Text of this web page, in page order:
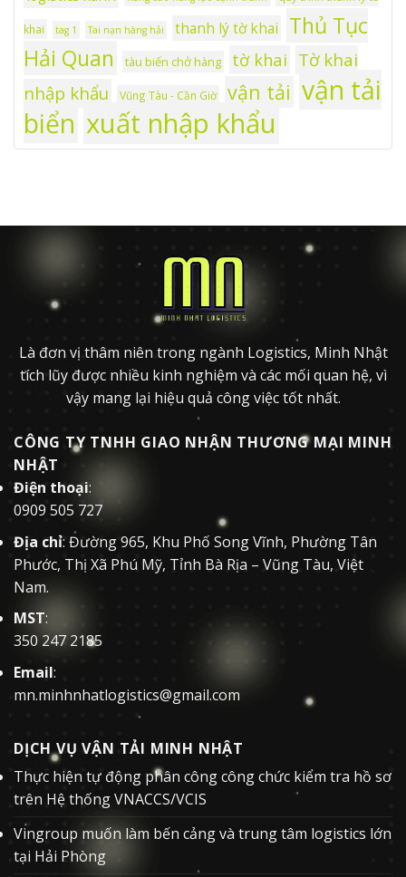
khai tag 1 Tai nạn hàng hải thanh lý tờ khai
Thủ Tục
Hải Quan
tàu biển chở hàng tờ khai Tờ khai
nhập khẩu
Vũng Tàu - Cần Giờ vận tải vận tải
biển xuất nhập khẩu
Là đơn vị thâm niên trong ngành Logistics, Minh Nhật
tích lũy được nhiều kinh nghiệm và các mối quan hệ, vì
vậy mang lại hiệu quả công việc tốt nhất.
CÔNG TY TNHH GIAO NHẬN THƯƠNG MẠI MINH
NHẬT
Điện thoại:
0909 505 727
Địa chỉ: Đường 965, Khu Phố Song Vĩnh, Phường Tân
Phước, Thị Xã Phú Mỹ, Tỉnh Bà Rịa – Vũng Tàu, Việt
Nam.
MST:
350 247 2185
Email:
mn.minhnhatlogistics@gmail.com
DỊCH VỤ VẬN TẢI MINH NHẬT
Thực hiện tự động phân công công chức kiểm tra hồ sơ
trên Hệ thống VNACCS/VCIS
Vingroup muốn làm bến cảng và trung tâm logistics lớn
tại Hải Phòng